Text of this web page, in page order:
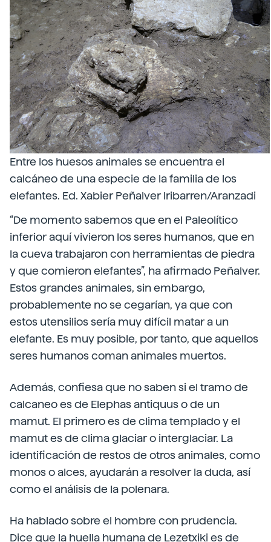
Entre los huesos animales se encuentra el
calcáneo de una especie de la familia de los
elefantes. Ed. Xabier Peñalver Iribarren/Aranzadi
“De momento sabemos que en el Paleolítico
inferior aquí vivieron los seres humanos, que en
la cueva trabajaron con herramientas de piedra
y que comieron elefantes”, ha afirmado Peñalver.
Estos grandes animales, sin embargo,
probablemente no se cegarían, ya que con
estos utensilios sería muy difícil matar a un
elefante. Es muy posible, por tanto, que aquellos
seres humanos coman animales muertos.
Además, confiesa que no saben si el tramo de
calcaneo es de Elephas antiquus o de un
mamut. El primero es de clima templado y el
mamut es de clima glaciar o interglaciar. La
identificación de restos de otros animales, como
monos o alces, ayudarán a resolver la duda, así
como el análisis de la polenara.
Ha hablado sobre el hombre con prudencia.
Dice que la huella humana de Lezetxiki es de